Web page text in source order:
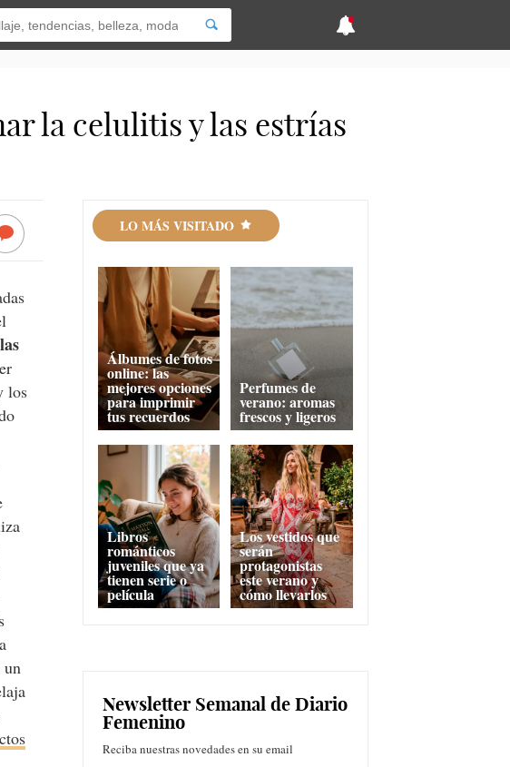
la celulitis y las estrías
los
un
LO MÁS VISITADO
Álbumes de fotos
online: las
mejores opciones
para imprimir
tus recuerdos
Perfumes de
verano: aromas
frescos y ligeros
Libros
románticos
juveniles que ya
tienen serie o
película
Los vestidos que
serán
protagonistas
este verano y
cómo llevarlos
Newsletter Semanal de Diario
Femenino
Reciba nuestras novedades en su email